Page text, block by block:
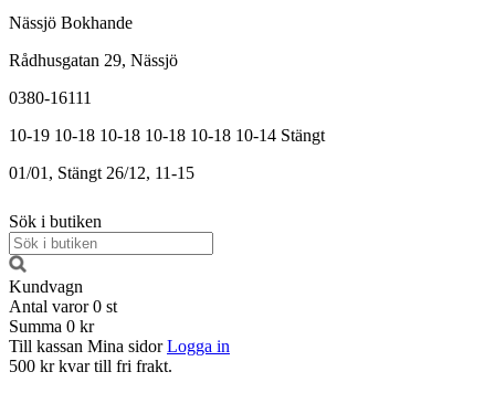
Nässjö Bokhande
Rådhusgatan 29, Nässjö
0380-16111
10-19 10-18 10-18 10-18 10-18 10-14 Stängt
01/01, Stängt 26/12, 11-15
Sök i butiken
Kundvagn
Antal varor 0 st
Summa 0 kr
Till kassan Mina sidor Logga in
500 kr kvar till fri frakt.